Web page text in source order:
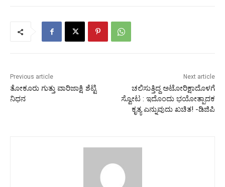
Previous article
ತೋಕೂರು ಗುತ್ತು ವಾರಿಜಾಕ್ಷಿ ಶೆಟ್ಟಿ
ನಿಧನ
Next article
ಚಲಿಸುತ್ತಿದ್ದ ಅಟೋರಿಕ್ಷಾದೊಳಗೆ
ಸ್ವೋಟ : ಇದೊಂದು ಭಯೋತ್ಪಾದಕ
ಕೃತ್ಯ ಎನ್ನುವುದು ಖಚಿತ! -ಡಿಜಿಪಿ